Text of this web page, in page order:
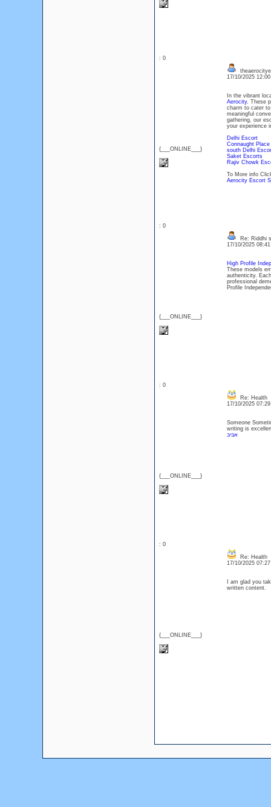
: 0
{___ONLINE___}
17/10/2025
In the vibrant
Aerocity. These
charm to cater
meaningful
gathering, our
your experience
Delhi Escort
Connaught
south Delhi
Saket Escorts
Rajiv Chowk
To More info
Aerocity Escort
: 0
{___ONLINE___}
Re: Riddhi
17/10/2025
High Profile
These models
authenticity.
professional
Profile
: 0
{___ONLINE___}
Re: Health
17/10/2025
Someone
writing is
אביב
: 0
{___ONLINE___}
Re: Health
17/10/2025
I am glad you
written